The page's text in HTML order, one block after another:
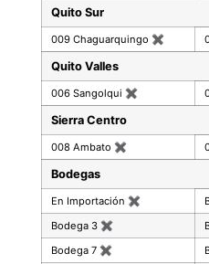
Quito Sur
009 Chaguarquingo ✖
Quito Valles
006 Sangolqui ✖
Sierra Centro
008 Ambato ✖
Bodegas
En Importación ✖
Bodega 3 ✖
Bodega 7 ✖